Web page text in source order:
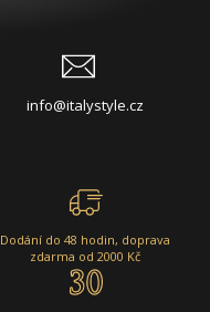
info@italystyle.cz
Dodání do 48 hodin, doprava
zdarma od 2000 Kč